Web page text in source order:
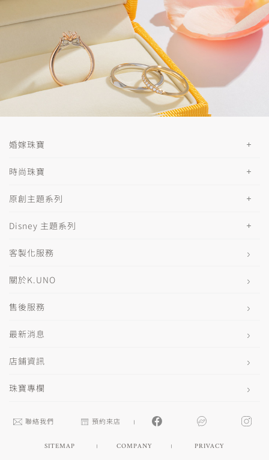
婚嫁珠寶
時尚珠寶
原創主題系列
Disney 主題系列
客製化服務
關於K.UNO
售後服務
最新消息
店鋪資訊
珠寶專欄
聯絡我們 預約來店
SITEMAP COMPANY PRIVACY